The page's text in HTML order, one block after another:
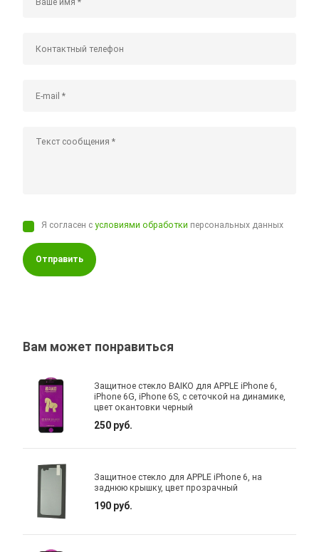
Я согласен сусловиями обработки персональных данных
Отправить
Вам может понравиться
Защитное стекло BAIKO для APPLE iPhone 6,
iPhone 6G, iPhone 6S, с сеточкой на динамике,
цвет окантовки черный
250 руб.
Защитное стекло для APPLE iPhone 6, на
заднюю крышку, цвет прозрачный
190 руб.